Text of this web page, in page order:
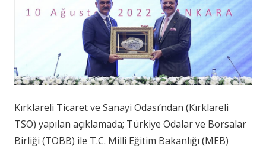
Kırklareli Ticaret ve Sanayi Odası’ndan (Kırklareli
TSO) yapılan açıklamada; Türkiye Odalar ve Borsalar
Birliği (TOBB) ile T.C. Millî Eğitim Bakanlığı (MEB)